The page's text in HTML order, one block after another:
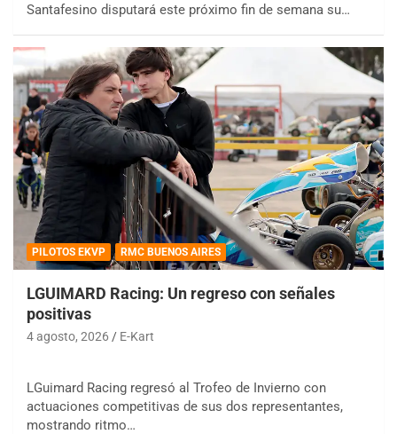
Santafesino disputará este próximo fin de semana su…
PILOTOS EKVP RMC BUENOS AIRES
LGUIMARD Racing: Un regreso con señales
positivas
4 agosto, 2026 E-Kart
LGuimard Racing regresó al Trofeo de Invierno con
actuaciones competitivas de sus dos representantes,
mostrando ritmo…